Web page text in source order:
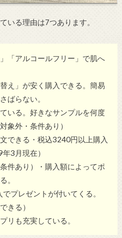
いる理由は7つあります。
「アルコールフリー」で肌へ
え」が安く購入できる。簡易
ばらない。
いる。好きなサンプルを何度
象外・条件あり）
できる・税込3240円以上購入
3月現在）
件あり）・購入額によってポ
。
プレゼントが付いてくる。
きる）
リも充実している。